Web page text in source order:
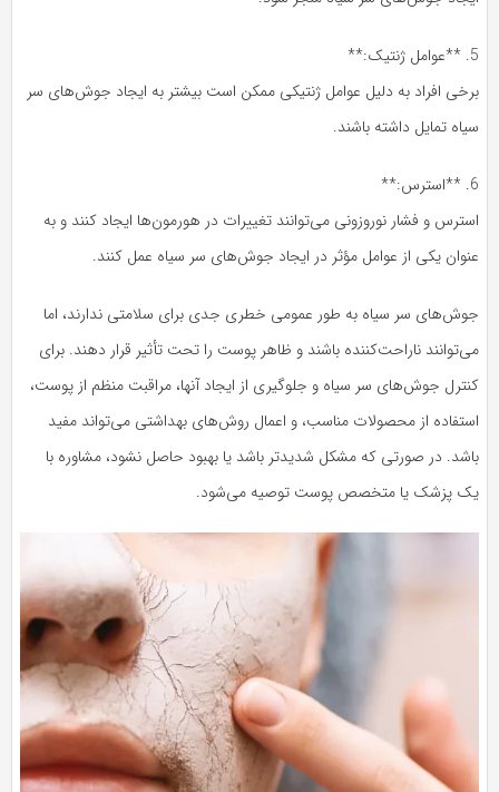
5. **عوامل ژنتیک:**
برخی افراد به دلیل عوامل ژنتیکی ممکن است بیشتر به ایجاد جوش‌های سر
سیاه تمایل داشته باشند.
6. **استرس:**
استرس و فشار نوروزونی می‌توانند تغییرات در هورمون‌ها ایجاد کنند و به
عنوان یکی از عوامل مؤثر در ایجاد جوش‌های سر سیاه عمل کنند.
جوش‌های سر سیاه به طور عمومی خطری جدی برای سلامتی ندارند، اما
می‌توانند ناراحت‌کننده باشند و ظاهر پوست را تحت تأثیر قرار دهند. برای
کنترل جوش‌های سر سیاه و جلوگیری از ایجاد آنها، مراقبت منظم از پوست،
استفاده از محصولات مناسب، و اعمال روش‌های بهداشتی می‌تواند مفید
باشد. در صورتی که مشکل شدیدتر باشد یا بهبود حاصل نشود، مشاوره با
یک پزشک یا متخصص پوست توصیه می‌شود.